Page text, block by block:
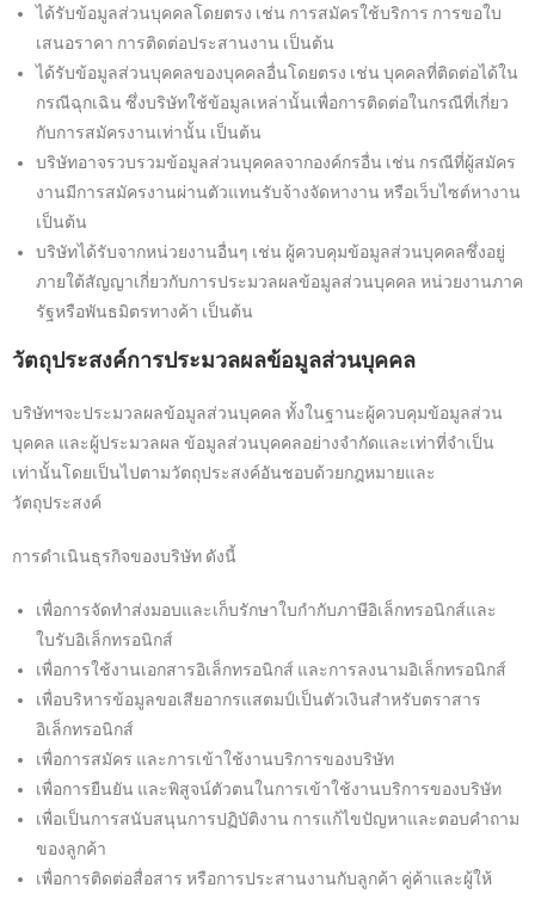
ได้รับข้อมูลส่วนบุคคลโดยตรง เช่น การสมัครใช้บริการ การขอใบ
เสนอราคา การติดต่อประสานงาน เป็นต้น
ได้รับข้อมูลส่วนบุคคลของบุคคลอื่นโดยตรง เช่น บุคคลที่ติดต่อได้ใน
กรณีฉุกเฉิน ซึ่งบริษัทใช้ข้อมูลเหล่านั้นเพื่อการติดต่อในกรณีที่เกี่ยว
กับการสมัครงานเท่านั้น เป็นต้น
บริษัทอาจรวบรวมข้อมูลส่วนบุคคลจากองค์กรอื่น เช่น กรณีที่ผู้สมัคร
งานมีการสมัครงานผ่านตัวแทนรับจ้างจัดหางาน หรือเว็บไซต์หางาน
เป็นต้น
บริษัทได้รับจากหน่วยงานอื่นๆ เช่น ผู้ควบคุมข้อมูลส่วนบุคคลซึ่งอยู่
ภายใต้สัญญาเกี่ยวกับการประมวลผลข้อมูลส่วนบุคคล หน่วยงานภาค
รัฐหรือพันธมิตรทางค้า เป็นต้น
วัตถุประสงค์การประมวลผลข้อมูลส่วนบุคคล
บริษัทฯจะประมวลผลข้อมูลส่วนบุคคล ทั้งในฐานะผู้ควบคุมข้อมูลส่วน
บุคคล และผู้ประมวลผล ข้อมูลส่วนบุคคลอย่างจำกัดและเท่าที่จำเป็น
เท่านั้นโดยเป็นไปตามวัตถุประสงค์อันชอบด้วยกฎหมายและ
วัตถุประสงค์
การดําเนินธุรกิจของบริษัท ดังนี้
เพื่อการจัดทำส่งมอบและเก็บรักษาใบกำกับภาษีอิเล็กทรอนิกส์และ
ใบรับอิเล็กทรอนิกส์
เพื่อการใช้งานเอกสารอิเล็กทรอนิกส์ และการลงนามอิเล็กทรอนิกส์
เพื่อบริหารข้อมูลขอเสียอากรแสตมป์เป็นตัวเงินสำหรับตราสาร
อิเล็กทรอนิกส์
เพื่อการสมัคร และการเข้าใช้งานบริการของบริษัท
เพื่อการยืนยัน และพิสูจน์ตัวตนในการเข้าใช้งานบริการของบริษัท
เพื่อเป็นการสนับสนุนการปฏิบัติงาน การแก้ไขปัญหาและตอบคำถาม
ของลูกค้า
เพื่อการติดต่อสื่อสาร หรือการประสานงานกับลูกค้า คู่ค้าและผู้ให้